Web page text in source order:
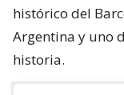
histórico del
Argentina y uno
historia.